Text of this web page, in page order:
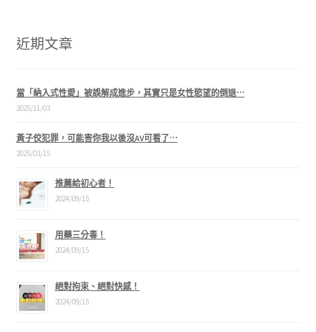
近期文章
當「納入式性愛」被誤解成進步，其實只是女性慾望的倒退⋯
2025/11/03
黃子佼犯罪，可能害你我以後沒AV可看了⋯
2025/03/15
推薦給初心者！
2024/09/15
用藥三分毒！
2024/09/15
絕對拘束、絕對快感！
2024/09/15